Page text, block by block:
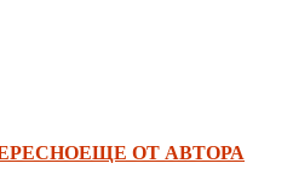
ЕЩЕ ОТ АВТОРА